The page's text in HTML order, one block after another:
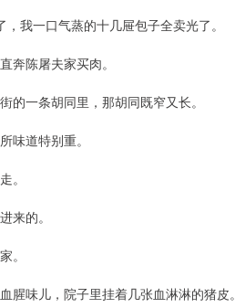
我一口气蒸的十几屉包子全卖光了。
奔陈屠夫家买肉。
的一条胡同里，那胡同既窄又长。
味道特别重。
。
来的。
。
腥味儿，院子里挂着几张血淋淋的猪皮。